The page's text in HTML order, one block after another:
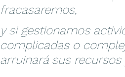
fracasaremos,
y si gestionamos
complicadas o
arruinará sus recursos